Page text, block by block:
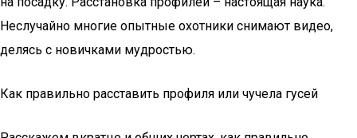
Неслучайно многие опытные охотники снимают видео,
делясь с новичками мудростью.
Как правильно расставить профиля или чучела гусей